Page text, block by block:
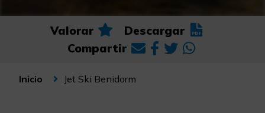
Valorar
Descargar
Compartir
Inicio Jet Ski Benidorm